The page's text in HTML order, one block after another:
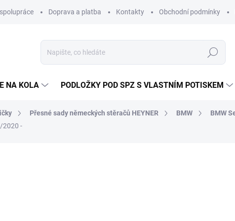
Doprava a platba Kontakty Obchodní podmínky
Hledat
NA KOLA PODLOŽKY POD SPZ S VLASTNÍM POTISKEM
Přesné sady německých stěračů HEYNER BMW
BMW
2020 -